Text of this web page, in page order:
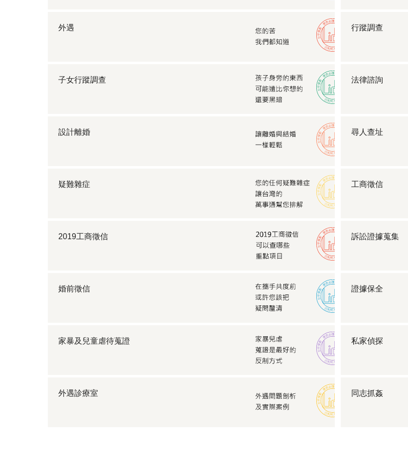
外遇 行蹤調查
子女行蹤調查 法律諮詢
設計離婚 尋人查址
疑難雜症 工商徵信
2019工商徵信 訴訟證據蒐集
婚前徵信 證據保全
家暴及兒童虐待蒐證 私家偵探
外遇診療室 同志抓姦